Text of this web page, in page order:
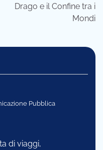
Drago e il Confine tra i
Mondi
Pubblica
di viaggi,